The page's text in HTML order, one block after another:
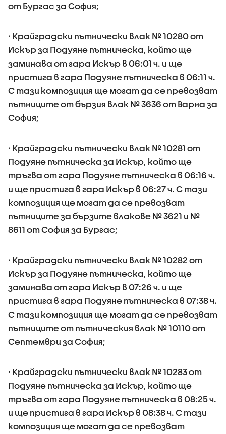
от Бургас за София;
· Крайградски пътнически влак № 10280 от
Искър за Подуяне пътническа, който ще
заминава от гара Искър в 06:01 ч. и ще
пристига в гара Подуяне пътническа в 06:11 ч.
С тази композиция ще могат да се превозват
пътниците от бързия влак № 3636 от Варна за
София;
· Крайградски пътнически влак № 10281 от
Подуяне пътническа за Искър, който ще
тръгва от гара Подуяне пътническа в 06:16 ч.
и ще пристига в гара Искър в 06:27 ч. С тази
композиция ще могат да се превозват
пътниците за бързите влакове № 3621 и №
8611 от София за Бургас;
· Крайградски пътнически влак № 10282 от
Искър за Подуяне пътническа, който ще
заминава от гара Искър в 07:26 ч. и ще
пристига в гара Подуяне пътническа в 07:38 ч.
С тази композиция ще могат да се превозват
пътниците от пътническия влак № 10110 от
Септември за София;
· Крайградски пътнически влак № 10283 от
Подуяне пътническа за Искър, който ще
тръгва от гара Подуяне пътническа в 08:25 ч.
и ще пристига в гара Искър в 08:38 ч. С тази
композиция ще могат да се превозват